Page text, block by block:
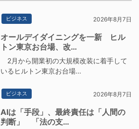
ビジネス 2026年8月7日
オールデイダイニングを一新 ヒル
トン東京お台場、改…
2月から開業初の大規模改装に着手して
いるヒルトン東京お台場…
ビジネス 2026年8月7日
AIは「手段」、最終責任は「人間の
判断」 「法の支…